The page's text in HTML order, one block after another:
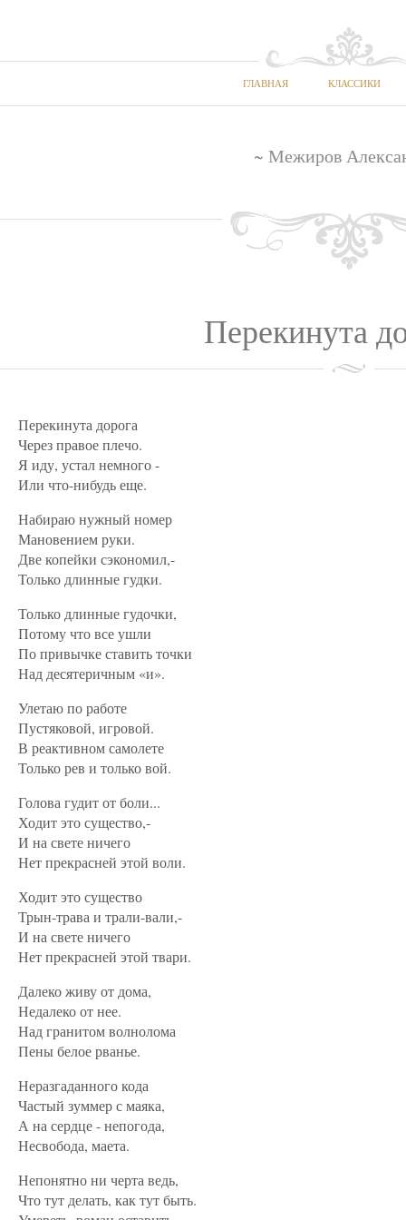
ГЛАВНАЯ КЛАССИКИ
~ Межиров
Перекинута
Перекинута дорога
Через правое плечо.
Я иду, устал немного -
Или что-нибудь еще.
Набираю нужный номер
Мановением руки.
Две копейки сэкономил,-
Только длинные гудки.
Только длинные гудочки,
Потому что все ушли
По привычке ставить точки
Над десятеричным «и».
Улетаю по работе
Пустяковой, игровой.
В реактивном самолете
Только рев и только вой.
Голова гудит от боли...
Ходит это существо,-
И на свете ничего
Нет прекрасней этой воли.
Ходит это существо
Трын-трава и трали-вали,-
И на свете ничего
Нет прекрасней этой твари.
Далеко живу от дома,
Недалеко от нее.
Над гранитом волнолома
Пены белое рванье.
Неразгаданного кода
Частый зуммер с маяка,
А на сердце - непогода,
Несвобода, маета.
Непонятно ни черта ведь,
Что тут делать, как тут быть.